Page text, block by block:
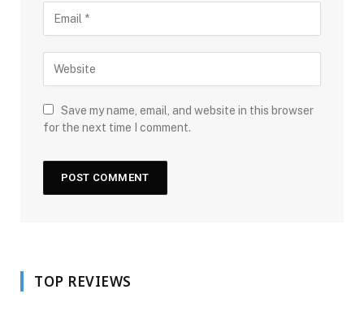
Save my name, email, and website in this browser
for the next time I comment.
TOP REVIEWS